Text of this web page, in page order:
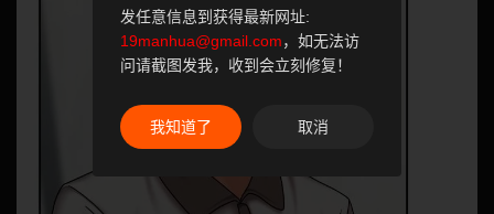
发任意信息到获得最新网址:
19manhua@gmail.com，如无法访
问请截图发我，收到会立刻修复！
我知道了 取消